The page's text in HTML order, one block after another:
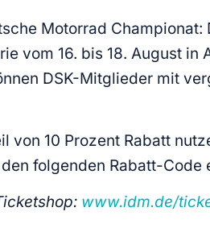
Motorrad
vom 16. bis 18. August
DSK-Mitglieder mit
von 10 Prozent Rabatt
folgenden Rabatt-Code
www.idm.de/